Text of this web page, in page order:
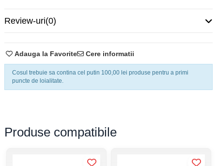
Adauga la Favorite
Cosul trebuie sa contina cel putin 100,00 lei produse pentru a primi
puncte de loialitate.
Cere informatii
Culoare carcasă
Tensiune nominală 450 V
Tensiune nominală de
4 kV
Număr de conexiuni
Materiale de conducturi
Review-uri(0)
Produse compatibile